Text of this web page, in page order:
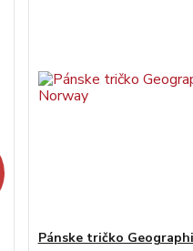
Pánske tričko